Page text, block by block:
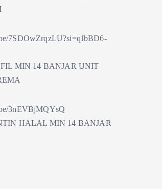
7SDOwZrqzLU?si=qJbBD6-
MIN 14 BANJAR UNIT
3nEVBjMQYsQ
HALAL MIN 14 BANJAR